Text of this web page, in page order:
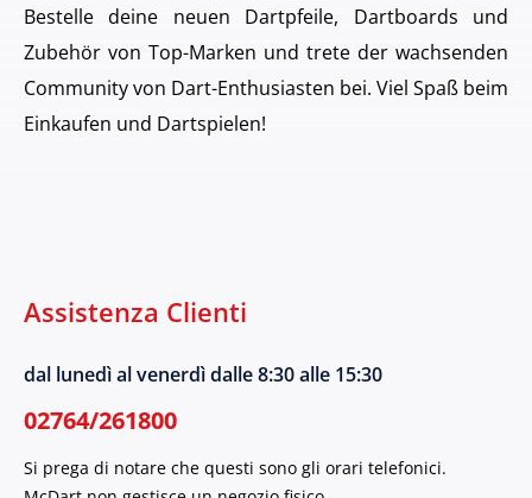
Bestelle deine neuen Dartpfeile, Dartboards und
Zubehör von Top-Marken und trete der wachsenden
Community von Dart-Enthusiasten bei. Viel Spaß beim
Einkaufen und Dartspielen!
Assistenza Clienti
dal lunedì al venerdì dalle 8:30 alle 15:30
02764/261800
Si prega di notare che questi sono gli orari telefonici.